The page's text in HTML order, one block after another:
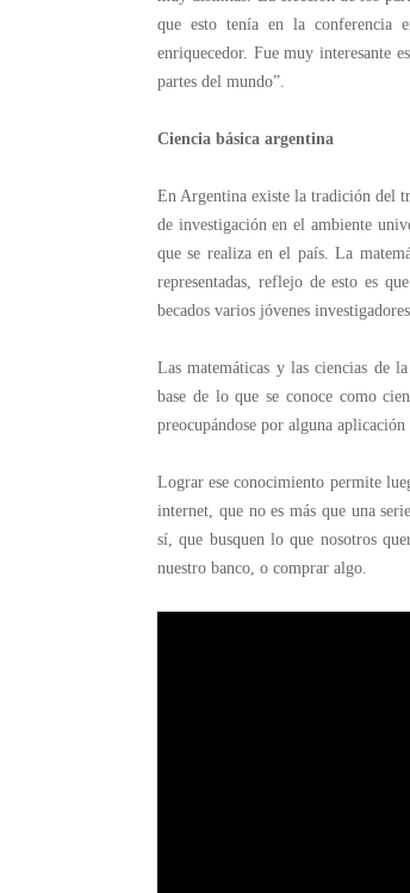
que esto tenía en la conferencia
enriquecedor. Fue muy interesante
partes del mundo”.
Ciencia básica argentina
En Argentina existe la tradición del
de investigación en el ambiente
que se realiza en el país. La
representadas, reflejo de esto es
becados varios jóvenes
Las matemáticas y las ciencias de
base de lo que se conoce como
preocupándose por alguna
Lograr ese conocimiento permite
internet, que no es más que una
sí, que busquen lo que nosotros
nuestro banco, o comprar algo.